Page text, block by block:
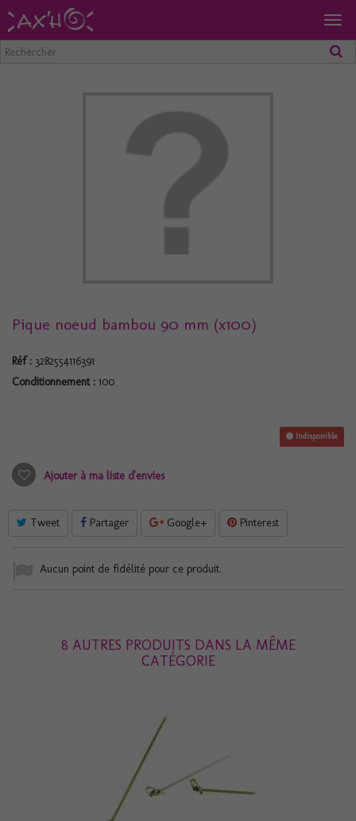
Pique noeud bambou 90 mm (x100)
Réf : 3282554116391
Conditionnement : 100
Indisponible
Ajouter à ma liste d'envies
Tweet Partager Google+ Pinterest
Aucun point de fidélité pour ce produit.
8 AUTRES PRODUITS DANS LA MÊME
CATÉGORIE